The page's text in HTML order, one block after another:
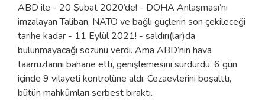
ABD ile - 20 Şubat 2020’de! - DOHA Anlaşması’nı
imzalayan Taliban, NATO ve bağlı güçlerin son çekileceği
tarihe kadar - 11 Eylül 2021! - saldırı(lar)da
bulunmayacağı sözünü verdi. Ama ABD’nin hava
taarruzlarını bahane etti, genişlemesini sürdürdü. 6 gün
içinde 9 vilayeti kontrolüne aldı. Cezaevlerini boşalttı,
bütün mahkûmları serbest bıraktı.